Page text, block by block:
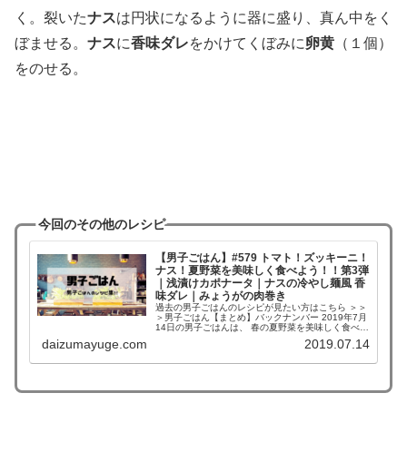
く。裂いたナスは円状になるように器に盛り、真ん中をく
ぼませる。 ナスに香味ダレをかけてくぼみに卵黄 （１個）
をのせる。
今回のその他のレシピ
【男子ごはん】#579 トマト！ズッキーニ！
ナス！夏野菜を美味しく食べよう！！第3弾
｜浅漬けカポナータ｜ナスの冷やし麺風 香
味ダレ｜みょうがの肉巻き
過去の男子ごはんのレシピが見たい方はこちら ＞＞
＞男子ごはん【まとめ】バックナンバー 2019年7月
14日の男子ごはんは、 春の夏野菜を美味しく食べる
うがの肉巻き 【広告】＞＞＞今晩の献立に...
daizumayuge.com 2019.07.14